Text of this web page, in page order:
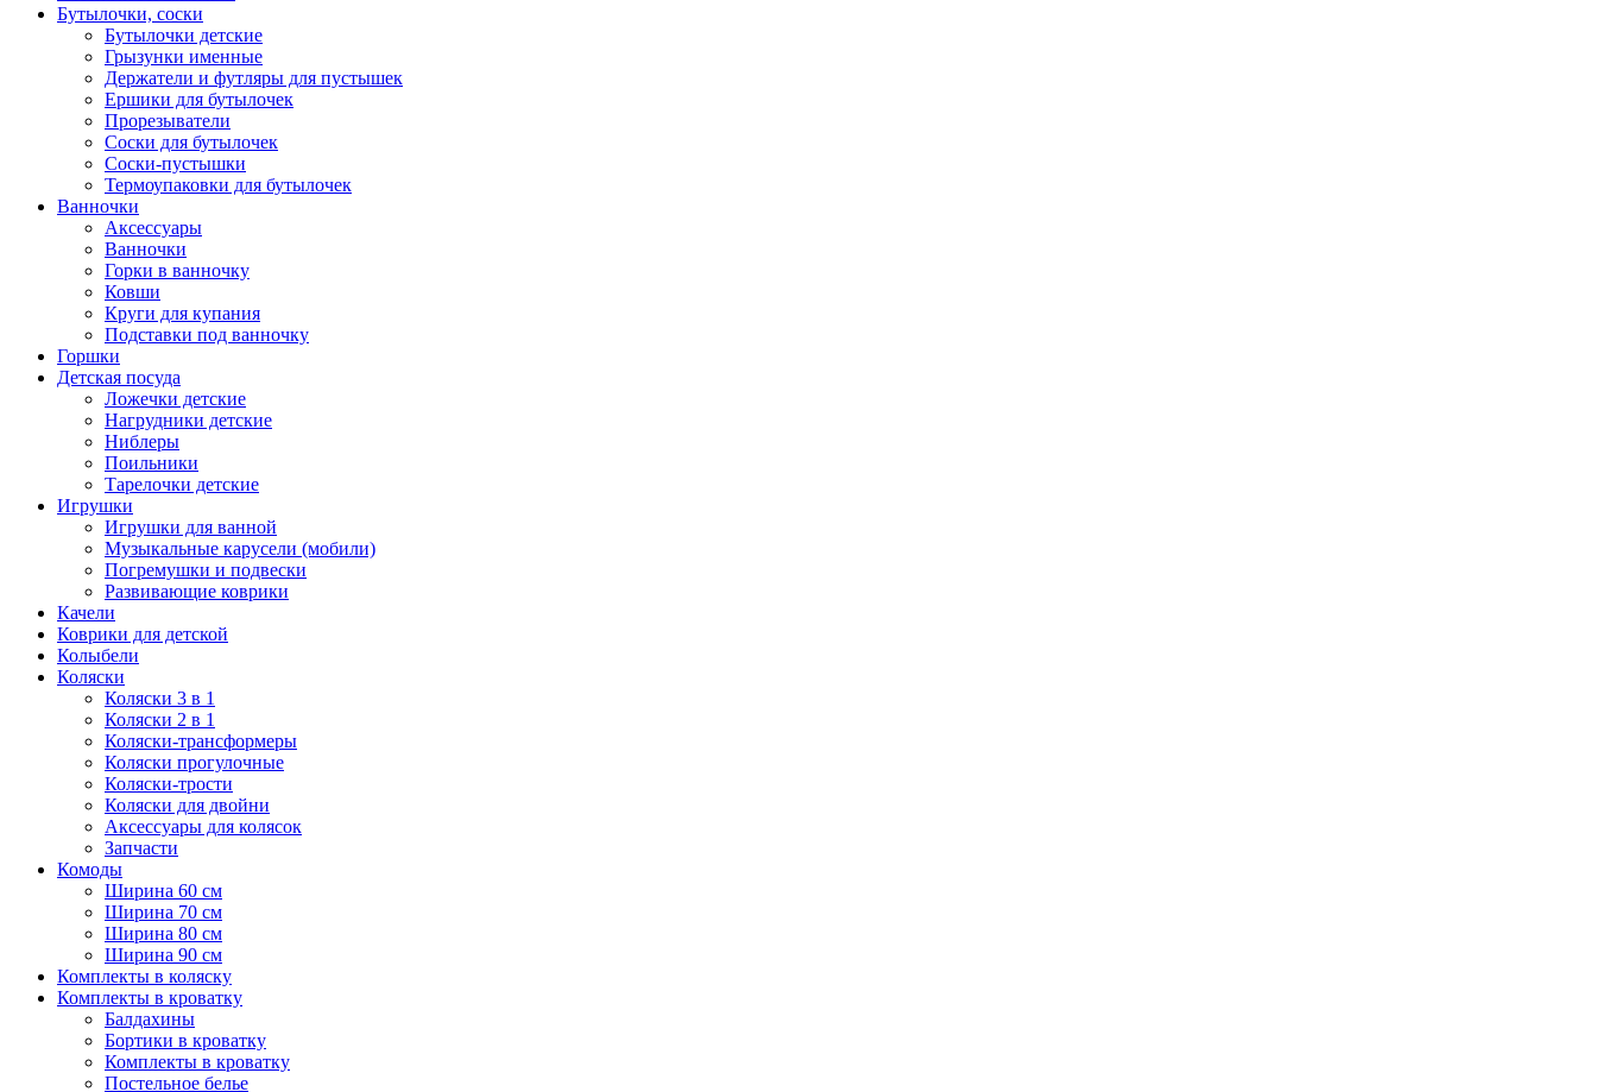
Бутылочки, соски
Бутылочки детские
Грызунки именные
Держатели и футляры для пустышек
Ершики для бутылочек
Прорезыватели
Соски для бутылочек
Соски-пустышки
Термоупаковки для бутылочек
Ванночки
Аксессуары
Ванночки
Горки в ванночку
Ковши
Круги для купания
Подставки под ванночку
Горшки
Детская посуда
Ложечки детские
Нагрудники детские
Ниблеры
Поильники
Тарелочки детские
Игрушки
Игрушки для ванной
Музыкальные карусели (мобили)
Погремушки и подвески
Развивающие коврики
Качели
Коврики для детской
Колыбели
Коляски
Коляски 3 в 1
Коляски 2 в 1
Коляски-трансформеры
Коляски прогулочные
Коляски-трости
Коляски для двойни
Аксессуары для колясок
Запчасти
Комоды
Ширина 60 см
Ширина 70 см
Ширина 80 см
Ширина 90 см
Комплекты в коляску
Комплекты в кроватку
Балдахины
Бортики в кроватку
Комплекты в кроватку
Постельное белье